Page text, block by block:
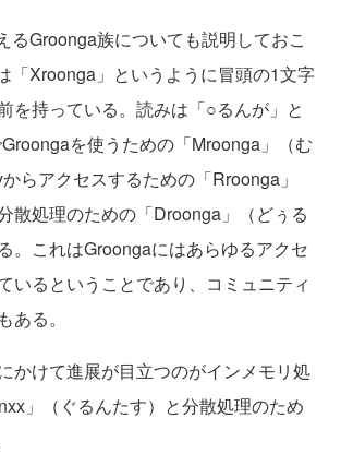
るGroonga族についても説明しておこ
「Xroonga」というように冒頭の1文字
を持っている。読みは「○るんが」と
を使うための「Mroonga」（む
らアクセスするための「Rroonga」
散処理のための「Droonga」（どぅる
。これはGroongaにはあらゆるアクセ
いるということであり、コミュニティ
ある。
かけて進展が目立つのがインメモリ処
」（ぐるんたす）と分散処理のため